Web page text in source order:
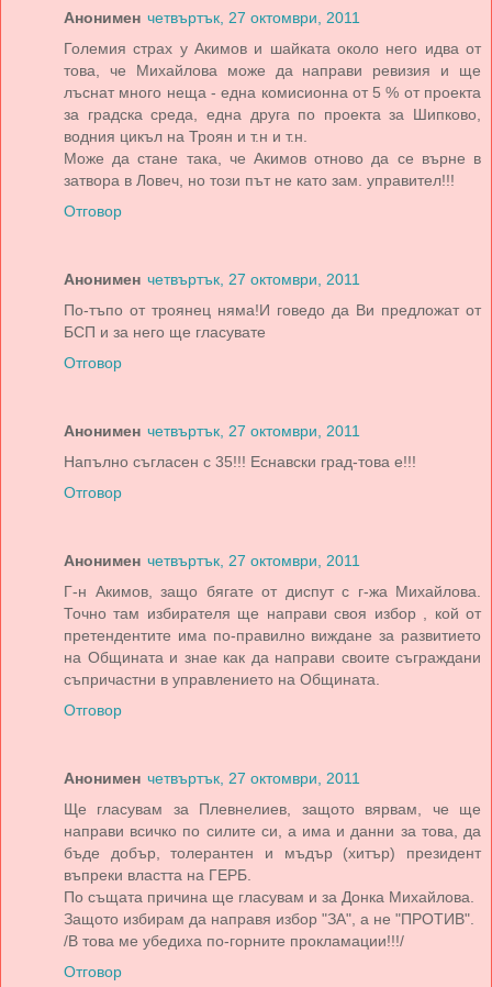
Анонимен четвъртък, 27 октомври, 2011
Големия страх у Акимов и шайката около него идва от
това, че Михайлова може да направи ревизия и ще
лъснат много неща - една комисионна от 5 % от проекта
за градска среда, една друга по проекта за Шипково,
водния цикъл на Троян и т.н и т.н.
Може да стане така, че Акимов отново да се върне в
затвора в Ловеч, но този път не като зам. управител!!!
Отговор
Анонимен четвъртък, 27 октомври, 2011
По-тъпо от троянец няма!И говедо да Ви предложат от
БСП и за него ще гласувате
Отговор
Анонимен четвъртък, 27 октомври, 2011
Напълно съгласен с 35!!! Еснавски град-това е!!!
Отговор
Анонимен четвъртък, 27 октомври, 2011
Г-н Акимов, защо бягате от диспут с г-жа Михайлова.
Точно там избирателя ще направи своя избор , кой от
претендентите има по-правилно виждане за развитието
на Общината и знае как да направи своите съграждани
съпричастни в управлението на Общината.
Отговор
Анонимен четвъртък, 27 октомври, 2011
Ще гласувам за Плевнелиев, защото вярвам, че ще
направи всичко по силите си, а има и данни за това, да
бъде добър, толерантен и мъдър (хитър) президент
въпреки властта на ГЕРБ.
По същата причина ще гласувам и за Донка Михайлова.
Защото избирам да направя избор "ЗА", а не "ПРОТИВ".
/В това ме убедиха по-горните прокламации!!!/
Отговор